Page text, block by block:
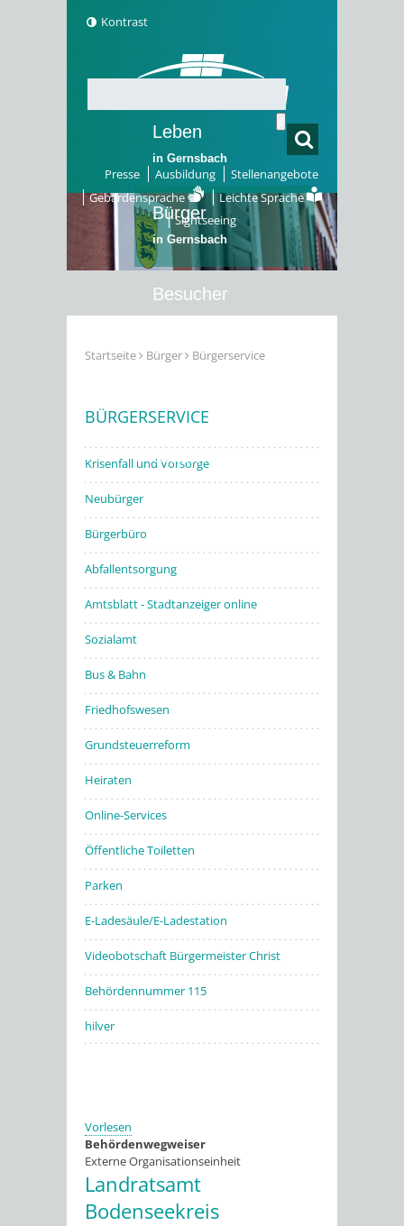
Kontrast
Presse Ausbildung
Stellenangebote
Gebärdensprache
Leichte Sprache
Sightseeing
Leben
in Gernsbach
Bürger
in Gernsbach
Besucher
Stadtwerke
Startseite Bürger Bürgerservice
BÜRGERSERVICE
Krisenfall und Vorsorge
Neubürger
Bürgerbüro
Abfallentsorgung
Amtsblatt - Stadtanzeiger online
Sozialamt
Bus & Bahn
Friedhofswesen
Grundsteuerreform
Heiraten
Online-Services
Öffentliche Toiletten
Parken
E-Ladesäule/E-Ladestation
Videobotschaft Bürgermeister Christ
Behördennummer 115
hilver
Vorlesen
Behördenwegweiser
Externe Organisationseinheit
Landratsamt
Bodenseekreis